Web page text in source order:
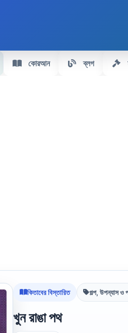
কোরআন ব্লগ
কিতাবের বিস্তারিত গল্প, উপন্যাস ও
খুন রাঙা পথ